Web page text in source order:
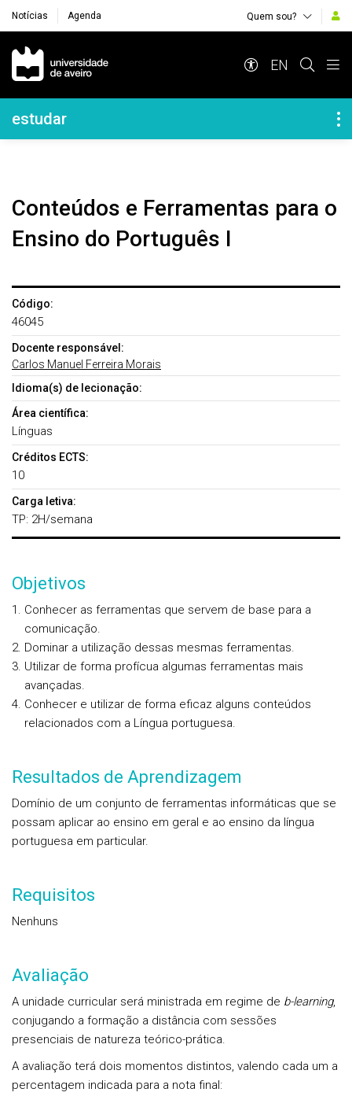
Notícias Agenda Quem sou?
Navegação Principal
EN
Navegação Lateral
estudar
Conteúdos e Ferramentas para o
Ensino do Português I
Código:
46045
Docente responsável:
Carlos Manuel Ferreira Morais
Idioma(s) de lecionação:
Área científica:
Línguas
Créditos ECTS:
10
Carga letiva:
TP: 2H/semana
Objetivos
Conhecer as ferramentas que servem de base para a
comunicação.
Dominar a utilização dessas mesmas ferramentas.
Utilizar de forma profícua algumas ferramentas mais
avançadas.
Conhecer e utilizar de forma eficaz alguns conteúdos
relacionados com a Língua portuguesa.
Resultados de Aprendizagem
Domínio de um conjunto de ferramentas informáticas que se
possam aplicar ao ensino em geral e ao ensino da língua
portuguesa em particular.
Requisitos
Nenhuns
Avaliação
A unidade curricular será ministrada em regime de b-learning,
conjugando a formação a distância com sessões
presenciais de natureza teórico-prática.
A avaliação terá dois momentos distintos, valendo cada um a
percentagem indicada para a nota final: